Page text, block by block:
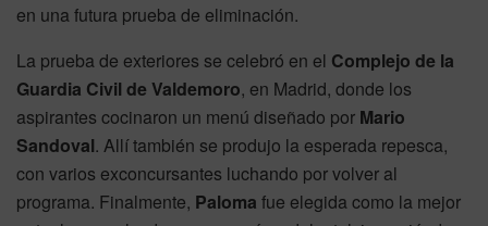
en una futura prueba de eliminación.
La prueba de exteriores se celebró en el Complejo de la
Guardia Civil de Valdemoro, en Madrid, donde los
aspirantes cocinaron un menú diseñado por Mario
Sandoval. Allí también se produjo la esperada repesca,
con varios exconcursantes luchando por volver al
programa. Finalmente, Paloma fue elegida como la mejor